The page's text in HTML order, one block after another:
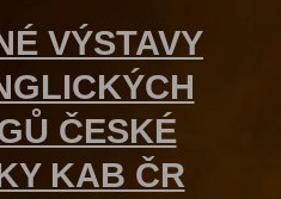
VÝSTAVY
ČESKÉ
KAB ČR